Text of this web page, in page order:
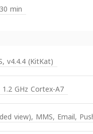
min
v4.4.4 (KitKat)
GHz Cortex-A7
view), MMS, Email,